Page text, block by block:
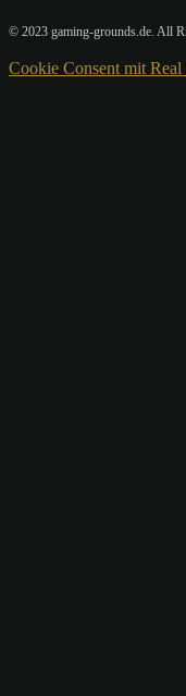
© 2023 gaming-grounds.de. All
Cookie Consent mit